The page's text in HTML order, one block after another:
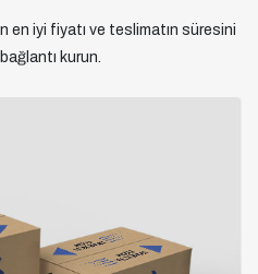
en iyi fiyatı ve teslimatın süresini
kurun.